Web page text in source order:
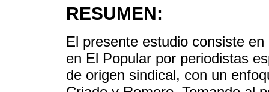
RESUMEN:
El presente estudio consiste
en El Popular por periodistas
de origen sindical, con un